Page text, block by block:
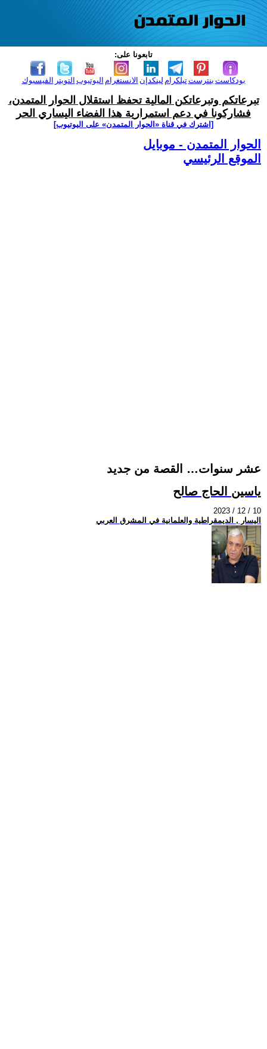
تابعونا على:
الفيسبوك التويتر اليوتيوب الانستغرام لينكدإن تيلكرامبنترست بودكاست
تبرعاتكم وتبرعاتكن المالية تحفظ استقلال الحوار المتمدن،
فشاركونا في دعم استمرارية هذا الفضاء اليساري الحر
[اشترك في قناة ‫«الحوار المتمدن» على اليوتيوب]
الحوار المتمدن - موبايل
الموقع الرئيسي
عشر سنوات… القصة من جديد
ياسين الحاج صالح
2023 / 12 / 10
اليسار , الديمقراطية والعلمانية في المشرق العربي